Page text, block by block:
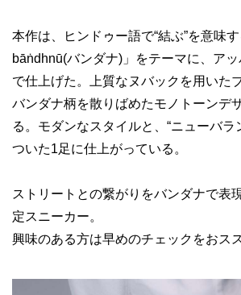
本作は、ヒンドゥー語で“結ぶ”を意味
bāṅdhnū(バンダナ)」をテーマに、ア
で仕上げた。上質なヌバックを用いた
バンダナ柄を散りばめたモノトーンデ
る。モダンなスタイルと、“ニューバラ
ついた1足に仕上がっている。
ストリートとの繋がりをバンダナで表
定スニーカー。
興味のある方は早めのチェックをおス